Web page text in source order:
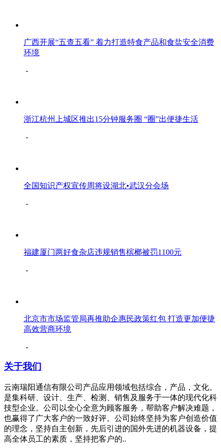
广西开展“五查五看” 着力打造特食产品和食盐安全消费
环境
-
浙江杭州上城区推出15分钟服务圈 “圈”出便捷生活
-
全国知识产权宣传周将设湖北•武汉分会场
-
福建厦门两好食杂店违规销售槟榔被罚1100元
-
北京市市场监管局再推助企惠民政策红包 打造更加便捷
高效营商环境
-
关于我们
云南瑞阳通信有限公司产品应用领域包括综合，产品，文化。
是集科研、设计、生产、检测、销售及服务于一体的现代化科
技型企业。公司以全心全意为顾客服务，帮助客户解决难题，
也赢得了广大客户的一致好评。公司始终坚持为客户创造价值
的理念，坚持自主创新，先后引进的国外先进的机器设备，提
高全体员工的素质，坚持把客户的..